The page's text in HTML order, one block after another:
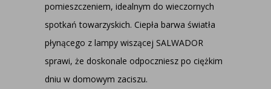
pomieszczeniem, idealnym do wieczornych
spotkań towarzyskich. Ciepła barwa światła
płynącego z lampy wiszącej SALWADOR
sprawi, że doskonale odpoczniesz po ciężkim
dniu w domowym zaciszu.